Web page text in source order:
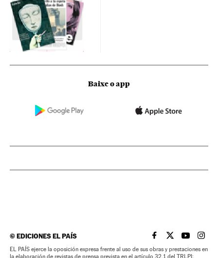
Baixe o app
©EDICIONES EL PAÍS EL PAÍS BRASIL EN
EL PAÍSEL PAÍS
EL
EL PAÍS ejerce la oposición expresa frente al uso de sus obras y prestaciones en
la elaboración de revistas de prensa prevista en el artículo 32.1 del TRLPI;